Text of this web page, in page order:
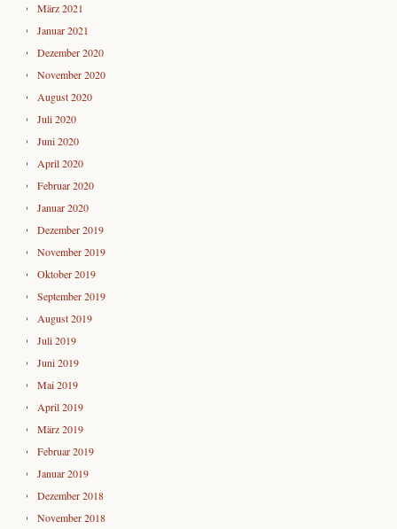
März 2021
Januar 2021
Dezember 2020
November 2020
August 2020
Juli 2020
Juni 2020
April 2020
Februar 2020
Januar 2020
Dezember 2019
November 2019
Oktober 2019
September 2019
August 2019
Juli 2019
Juni 2019
Mai 2019
April 2019
März 2019
Februar 2019
Januar 2019
Dezember 2018
November 2018